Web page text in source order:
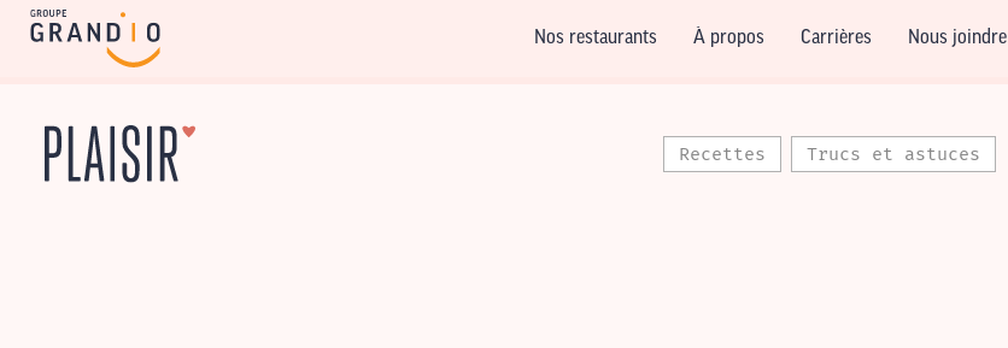
Nos restaurants À propos Carrières Nous joindre
Recettes Trucs et astuces